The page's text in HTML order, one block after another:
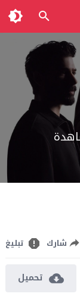
شارك تبليغ
تحميل